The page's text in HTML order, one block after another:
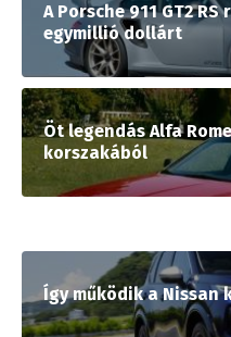
A Porsche 911 GT2
egymillió dollárt
Öt legendás Alfa
korszakából
Így működik a Nissan